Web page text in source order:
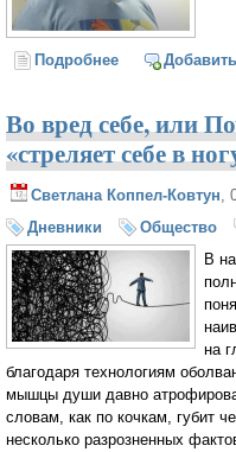
Подробнее о Как быть
Во вред себе, или
«стреляет себе в
Светлана Коппел-Ковтун,
Дневники
Общество
В
на
благодаря технологиям
мышцы души давно
словам, как по кочкам, губит
несколько разрозненных